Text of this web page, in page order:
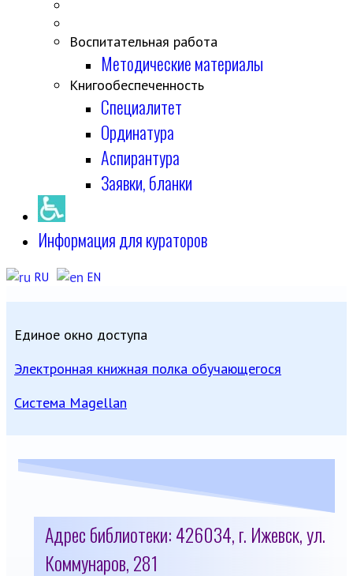
Воспитательная работа
Методические материалы
Книгообеспеченность
Специалитет
Ординатура
Аспирантура
Заявки, бланки
Информация для кураторов
RU EN
Единое окно доступа
Электронная книжная полка обучающегося
Система Magellan
Адрес библиотеки: 426034, г. Ижевск, ул.
Коммунаров, 281